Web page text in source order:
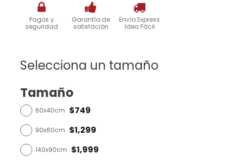
Pagos y
seguridad
Garantía de
satisfación
Envío Express
Idea Fácil
Selecciona un tamaño
Tamaño
60x40cm $749
90x60cm $1,299
140x90cm $1,999